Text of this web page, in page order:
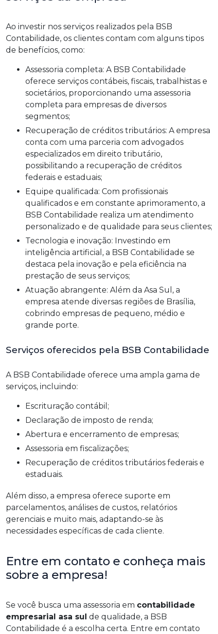
Ao investir nos serviços realizados pela BSB
Contabilidade, os clientes contam com alguns tipos
de benefícios, como:
Assessoria completa: A BSB Contabilidade
oferece serviços contábeis, fiscais, trabalhistas e
societários, proporcionando uma assessoria
completa para empresas de diversos
segmentos;
Recuperação de créditos tributários: A empresa
conta com uma parceria com advogados
especializados em direito tributário,
possibilitando a recuperação de créditos
federais e estaduais;
Equipe qualificada: Com profissionais
qualificados e em constante aprimoramento, a
BSB Contabilidade realiza um atendimento
personalizado e de qualidade para seus clientes;
Tecnologia e inovação: Investindo em
inteligência artificial, a BSB Contabilidade se
destaca pela inovação e pela eficiência na
prestação de seus serviços;
Atuação abrangente: Além da Asa Sul, a
empresa atende diversas regiões de Brasília,
cobrindo empresas de pequeno, médio e
grande porte.
Serviços oferecidos pela BSB Contabilidade
A BSB Contabilidade oferece uma ampla gama de
serviços, incluindo:
Escrituração contábil;
Declaração de imposto de renda;
Abertura e encerramento de empresas;
Assessoria em fiscalizações;
Recuperação de créditos tributários federais e
estaduais.
Além disso, a empresa oferece suporte em
parcelamentos, análises de custos, relatórios
gerenciais e muito mais, adaptando-se às
necessidades específicas de cada cliente.
Entre em contato e conheça mais
sobre a empresa!
Se você busca uma assessoria em contabilidade
empresarial asa sul de qualidade, a BSB
Contabilidade é a escolha certa. Entre em contato